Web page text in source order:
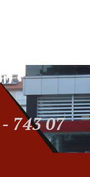
743 07